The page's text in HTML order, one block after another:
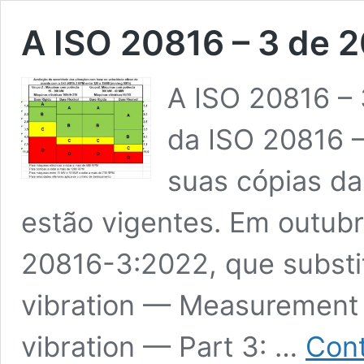
A ISO 20816 – 3 de
A ISO 20816
da ISO 20816
suas cópias
estão vigentes. Em
20816-3:2022, que
vibration —
vibration — Part 3: …